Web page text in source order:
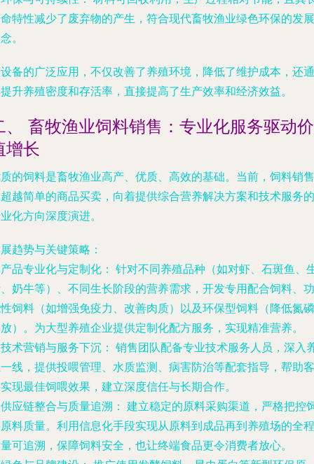
特性减少了废弃物的产生，符合现代畜牧渔业绿色环保的发展
。
备的广泛应用，不仅改善了养殖环境，降低了维护成本，还通
升养殖密度和存活率，直接提高了生产效率和经济效益。
、 畜牧渔业饲料销售：专业化服务驱动价
增长
的饲料是畜牧渔业高产、优质、高效的基础。当前，饲料销售
越简单的商品买卖，向着提供综合营养解决方案和技术服务的
化方向深度演进。
趋势与关键策略：
产品专业化与定制化： 针对不同养殖品种（如对虾、石斑鱼、
奶牛等）、不同生长阶段的营养需求，开发专用配合饲料、功
饲料（如增强免疫力、改善肉质）以及环保型饲料（降低氮磷
）。为大型养殖企业提供定制化配方服务，实现精准营养。
技术营销与服务下沉： 销售团队配备专业技术服务人员，深入
线，提供投喂管理、水质监测、病害防治等配套指导，帮助客
现最佳饲喂效果，建立深度信任与长期合作。
供应链整合与质量追溯： 建立稳定的原料采购渠道，严格把控
料质量。利用信息化手段实现从原料到成品再到养殖场的全程
可追溯，保障饲料安全，也让终端食品更令消费者放心。